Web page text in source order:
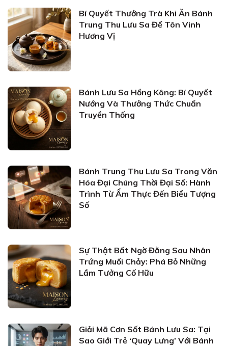
Bí Quyết Thưởng Trà Khi Ăn Bánh
Trung Thu Lưu Sa Để Tôn Vinh
Hương Vị
Bánh Lưu Sa Hồng Kông: Bí Quyết
Nướng Và Thưởng Thức Chuẩn
Truyền Thống
Bánh Trung Thu Lưu Sa Trong Văn
Hóa Đại Chúng Thời Đại Số: Hành
Trình Từ Ẩm Thực Đến Biểu Tượng
Số
Sự Thật Bất Ngờ Đằng Sau Nhân
Trứng Muối Chảy: Phá Bỏ Những
Lầm Tưởng Cố Hữu
Giải Mã Cơn Sốt Bánh Lưu Sa: Tại
Sao Giới Trẻ ‘Quay Lưng’ Với Bánh